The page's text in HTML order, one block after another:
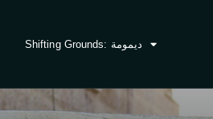
Shifting Grounds: ديمومة